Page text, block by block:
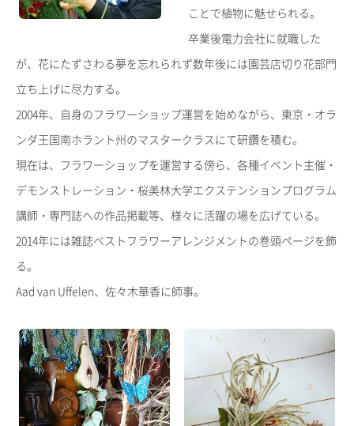
ことで植物に魅せられる。
卒業後電力会社に就職した
が、花にたずさわる夢を忘れられず数年後には園芸店切り花部門
立ち上げに尽力する。
2004年、自身のフラワーショップ運営を始めながら、東京・オラ
ンダ王国南ホラント州のマスタークラスにて研鑽を積む。
現在は、フラワーショップを運営する傍ら、各種イベント主催・
デモンストレーション・桜美林大学エクステンションプログラム
講師・専門誌への作品掲載等、様々に活躍の場を広げている。
2014年には雑誌ベストフラワーアレンジメントの巻頭ページを飾
る。
Aad van Uffelen、佐々木華香に師事。